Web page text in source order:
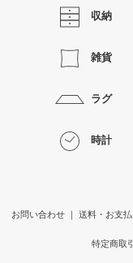
収納
雑貨
ラグ
時計
お問い合わせ 送料・お支
特定商取